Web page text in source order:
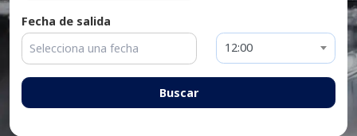
Fecha de salida
12:00
Buscar